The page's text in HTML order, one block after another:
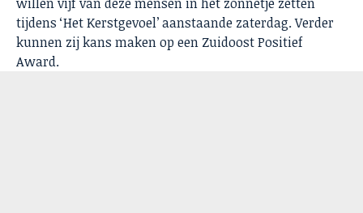
tijdens ‘Het Kerstgevoel’ aanstaande zaterdag. Verder
kunnen zij kans maken op een Zuidoost Positief
Award.